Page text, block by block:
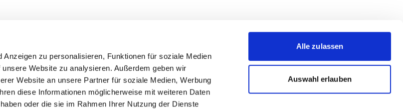
zu personalisieren, Funktionen für soziale Medien
Website zu analysieren. Außerdem geben wir
Website an unsere Partner für soziale Medien, Werbung
diese Informationen möglicherweise mit weiteren Daten
oder die sie im Rahmen Ihrer Nutzung der Dienste
Alle zulassen
Auswahl erlauben